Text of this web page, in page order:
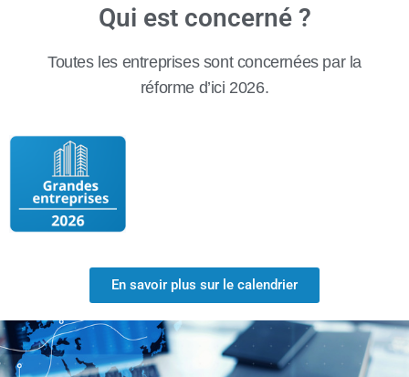
Qui est concerné ?
Toutes les entreprises sont concernées par la
réforme d’ici 2026.
En savoir plus sur le calendrier